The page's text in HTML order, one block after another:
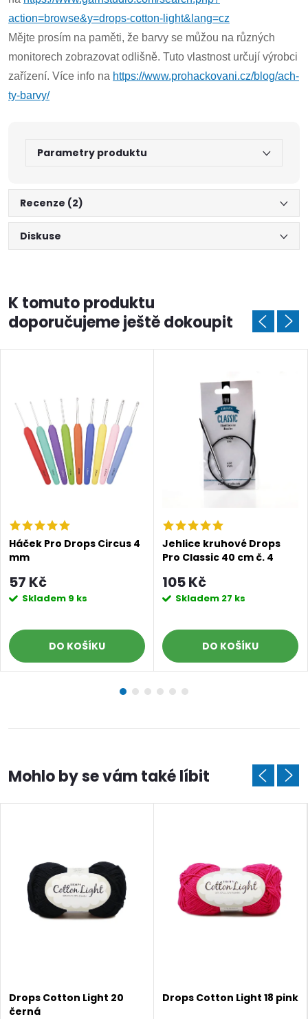
action=browse&y=drops-cotton-light&lang=cz
Mějte prosím na paměti, že barvy se můžou na různých
monitorech zobrazovat odlišně. Tuto vlastnost určují výrobci
zařízení. Více info na https://www.prohackovani.cz/blog/ach-
ty-barvy/
Parametry produktu
Recenze (2)
Diskuse
K tomuto produktu
doporučujeme ještě dokoupit
Háček Pro Drops Circus 4
mm
57 Kč
Skladem 9 ks
DO KOŠÍKU
Jehlice kruhové Drops
Pro Classic 40 cm č. 4
105 Kč
Skladem 27 ks
DO KOŠÍKU
Drops Cotton Light 20
černá
Drops Cotton Light 18 pink